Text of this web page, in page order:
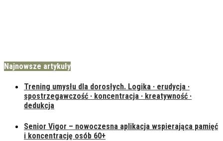
Najnowsze artykuły
Trening umysłu dla dorosłych. Logika · erudycja ·
spostrzegawczość · koncentracja · kreatywność ·
dedukcja
Senior Vigor – nowoczesna aplikacja wspierająca pamięć
i koncentrację osób 60+